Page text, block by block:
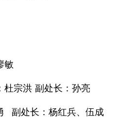
敏
杜宗洪 副处长： 孙亮
副处长：杨红兵、伍成